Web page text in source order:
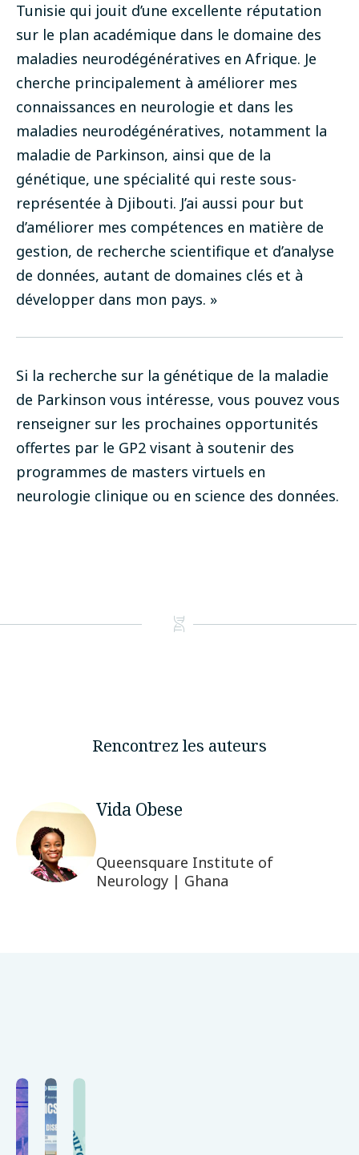
Tunisie qui jouit d’une excellente réputation
sur le plan académique dans le domaine des
maladies neurodégénératives en Afrique. Je
cherche principalement à améliorer mes
connaissances en neurologie et dans les
maladies neurodégénératives, notamment la
maladie de Parkinson, ainsi que de la
génétique, une spécialité qui reste sous-
représentée à Djibouti. J’ai aussi pour but
d’améliorer mes compétences en matière de
gestion, de recherche scientifique et d’analyse
de données, autant de domaines clés et à
développer dans mon pays. »
Si la recherche sur la génétique de la maladie
de Parkinson vous intéresse, vous pouvez vous
renseigner sur les prochaines opportunités
offertes par le GP2 visant à soutenir des
programmes de masters virtuels en
neurologie clinique ou en science des données.
Rencontrez les auteurs
Vida Obese
Queensquare Institute of
Neurology | Ghana